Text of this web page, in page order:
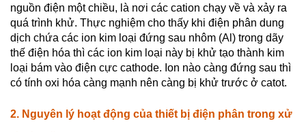
nguồn điện một chiều, là nơi các cation chạy về và xảy ra
quá trình khử. Thực nghiệm cho thấy khi điện phân dung
dịch chứa các ion kim loại đứng sau nhôm (Al) trong dãy
thế điện hóa thì các ion kim loại này bị khử tạo thành kim
loại bám vào điện cực cathode. Ion nào càng đứng sau thì
có tính oxi hóa càng mạnh nên càng bị khử trước ở catot.
2. Nguyên lý hoạt động của thiết bị điện phân trong xử